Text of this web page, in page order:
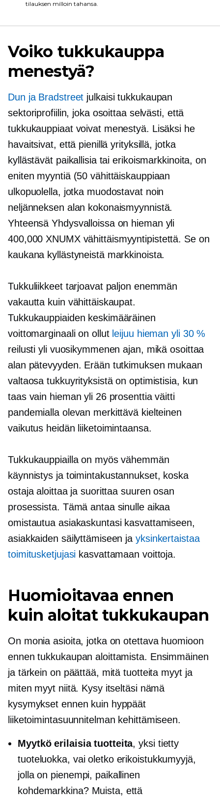
tilauksen milloin tahansa.
Voiko tukkukauppa
menestyä?
Dun ja Bradstreet julkaisi tukkukaupan
sektoriprofiilin, joka osoittaa selvästi, että
tukkukauppiaat voivat menestyä. Lisäksi he
havaitsivat, että pienillä yrityksillä, jotka
kyllästävät paikallisia tai erikoismarkkinoita, on
eniten myyntiä (50 vähittäiskauppiaan
ulkopuolella, jotka muodostavat noin
neljänneksen alan kokonaismyynnistä.
Yhteensä Yhdysvalloissa on hieman yli
400,000 XNUMX vähittäismyyntipistettä. Se on
kaukana kyllästyneistä markkinoista.
Tukkuliikkeet tarjoavat paljon enemmän
vakautta kuin vähittäiskaupat.
Tukkukauppiaiden keskimääräinen
voittomarginaali on ollut leijuu hieman yli 30 %
reilusti yli vuosikymmenen ajan, mikä osoittaa
alan pätevyyden. Erään tutkimuksen mukaan
valtaosa tukkuyrityksistä on optimistisia, kun
taas vain hieman yli 26 prosenttia väitti
pandemialla olevan merkittävä kielteinen
vaikutus heidän liiketoimintaansa.
Tukkukauppiailla on myös vähemmän
käynnistys ja toimintakustannukset, koska
ostaja aloittaa ja suorittaa suuren osan
prosessista. Tämä antaa sinulle aikaa
omistautua asiakaskuntasi kasvattamiseen,
asiakkaiden säilyttämiseen ja yksinkertaistaa
toimitusketjujasi kasvattamaan voittoja.
Huomioitavaa ennen
kuin aloitat tukkukaupan
On monia asioita, jotka on otettava huomioon
ennen tukkukaupan aloittamista. Ensimmäinen
ja tärkein on päättää, mitä tuotteita myyt ja
miten myyt niitä. Kysy itseltäsi nämä
kysymykset ennen kuin hyppäät
liiketoimintasuunnitelman kehittämiseen.
Myytkö erilaisia ​​tuotteita, yksi tietty
tuoteluokka, vai oletko erikoistukkumyyjä,
jolla on pienempi, paikallinen
kohdemarkkina? Muista, että